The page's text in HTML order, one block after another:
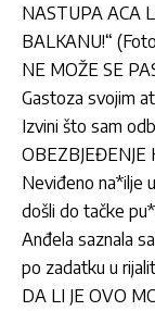
NASTUPA ACA
BALKANU!“
NE MOŽE SE
Gastoza svojim
Izvini što sam
OBEZBJEĐENJE
Neviđeno na*ilje
došli do tačke
Anđela saznala
po zadatku u
DA LI JE OVO